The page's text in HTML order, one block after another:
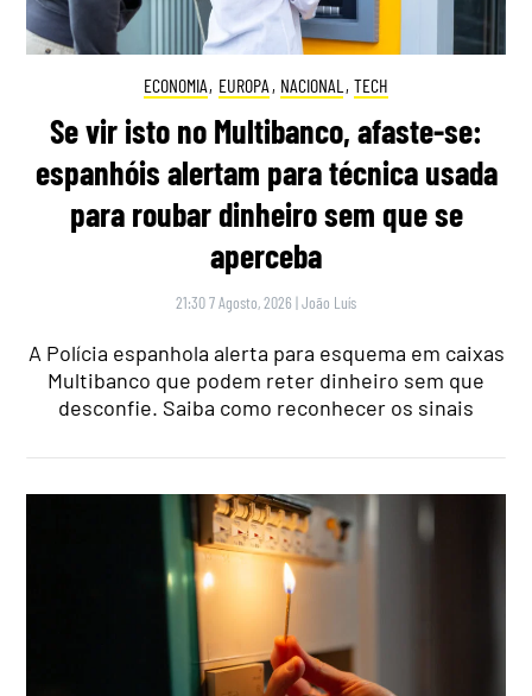
ECONOMIA, EUROPA , NACIONAL , TECH
Se vir isto no Multibanco, afaste-se:
espanhóis alertam para técnica usada
para roubar dinheiro sem que se
aperceba
21:30 7 Agosto, 2026 |João Luís
A Polícia espanhola alerta para esquema em caixas
Multibanco que podem reter dinheiro sem que
desconfie. Saiba como reconhecer os sinais